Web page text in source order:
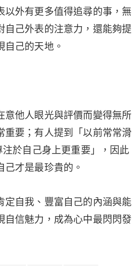
以外有更多值得追尋的事，無
己外表的注意力，還能夠提
己的天地。
意他人眼光與評價而變得無所
要；有人提到「以前常常滑
於自己身上更重要」，因此
才是最珍貴的。
定自我、豐富自己的內涵與能
自信魅力，成為心中最閃閃發